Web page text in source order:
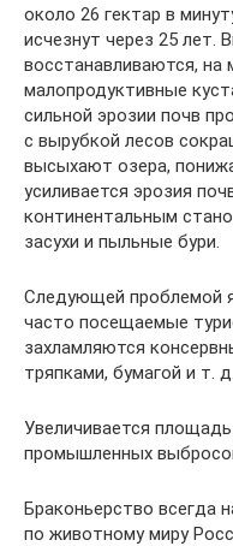
около 26 гектар в
исчезнут через 25 лет.
восстанавливаются, на
малопродуктивные
сильной эрозии почв
с вырубкой лесов
высыхают озера,
усиливается эрозия
континентальным
засухи и пыльные бури.
Следующей проблемой
часто посещаемые
захламляются
тряпками, бумагой и т. д.
Увеличивается
промышленных
Браконьерство всегда
по животному миру